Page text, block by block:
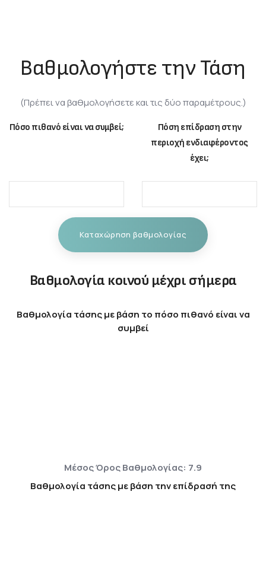
Βαθμολογήστε την Τάση
(Πρέπει να βαθμολογήσετε και τις δύο παραμέτρους.)
Πόσο πιθανό είναι να συμβεί;
Πόση επίδραση στην
περιοχή ενδιαφέροντος
έχει;
Καταχώρηση βαθμολογίας
Βαθμολογία κοινού μέχρι σήμερα
Βαθμολογία τάσης με βάση το πόσο πιθανό είναι να
συμβεί
Μέσος Όρος Βαθμολογίας: 7.9
Βαθμολογία τάσης με βάση την επίδρασή της